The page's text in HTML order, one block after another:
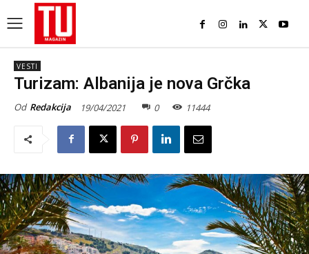
VESTI
Turizam: Albanija je nova Grčka
Od Redakcija 19/04/2021 0 11444